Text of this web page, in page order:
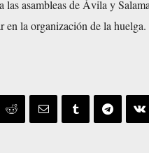
asambleas de Ávila y
en la organización de la huelga.